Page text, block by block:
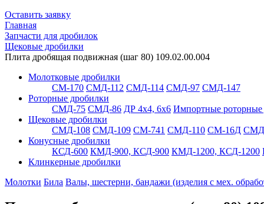
Оставить заявку
Главная
Запчасти для дробилок
Щековые дробилки
Плита дробящая подвижная (шаг 80) 109.02.00.004
Молотковые дробилки
СМ-170 СМД-112 СМД-114 СМД-97 СМД-147
Роторные дробилки
СМД-75 СМД-86 ДР 4х4, 6х6 Импортные роторные
Щековые дробилки
СМД-108 СМД-109 СМ-741 СМД-110 СМ-16Д
Конусные дробилки
КСД-600 КМД-900, КСД-900 КМД-1200, КСД-1200
Клинкерные дробилки
Молотки Била Валы, шестерни, бандажи (изделия с мех.